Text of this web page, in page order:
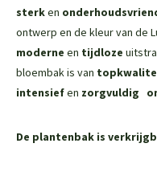
sterken
ontwerp en de kleur van de
moderne en tijdloze
bloembak is van
intensiefen zorgvuldig
De plantenbak is